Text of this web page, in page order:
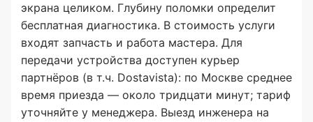
экрана целиком. Глубину поломки определит
бесплатная диагностика. В стоимость услуги
входят запчасть и работа мастера. Для
передачи устройства доступен курьер
партнёров (в т.ч. Dostavista): по Москве среднее
время приезда — около тридцати минут; тариф
уточняйте у менеджера. Выезд инженера на